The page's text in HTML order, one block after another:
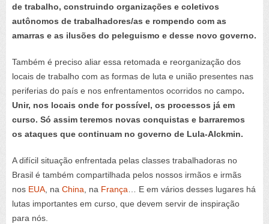
de trabalho, construindo organizações e coletivos
autônomos de trabalhadores/as e rompendo com as
amarras e as ilusões do peleguismo e desse novo governo.
Também é preciso aliar essa retomada e reorganização dos
locais de trabalho com as formas de luta e união presentes nas
periferias do país e nos enfrentamentos ocorridos no campo.
Unir, nos locais onde for possível, os processos já em
curso. Só assim teremos novas conquistas e barraremos
os ataques que continuam no governo de Lula-Alckmin.
A difícil situação enfrentada pelas classes trabalhadoras no
Brasil é também compartilhada pelos nossos irmãos e irmãs
nos EUA , na China , na França … E em vários desses lugares há
lutas importantes em curso, que devem servir de inspiração
para nós.